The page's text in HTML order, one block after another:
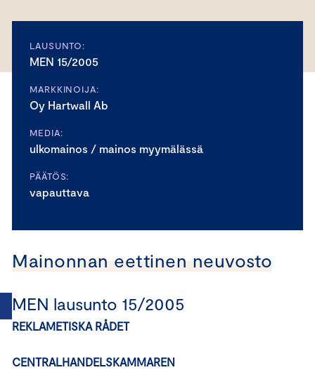
LAUSUNTO:
MEN 15/2005
MARKKINOIJA:
Oy Hartwall Ab
MEDIA:
ulkomainos / mainos myymälässä
PÄÄTÖS:
vapauttava
Mainonnan eettinen neuvosto
MEN lausunto 15/2005
REKLAMETISKA RÅDET
CENTRALHANDELSKAMMAREN